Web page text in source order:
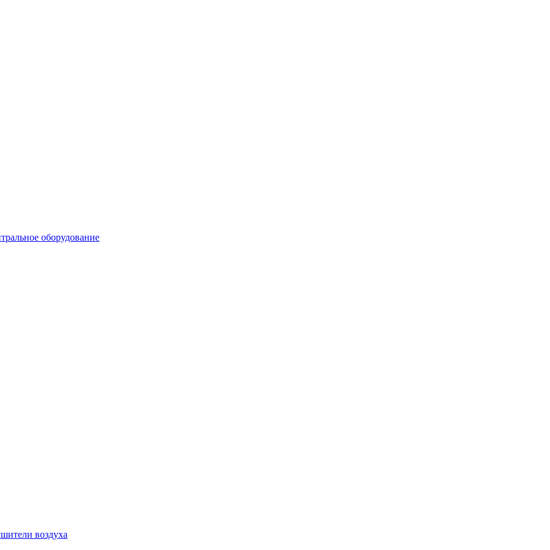
оборудование
воздуха